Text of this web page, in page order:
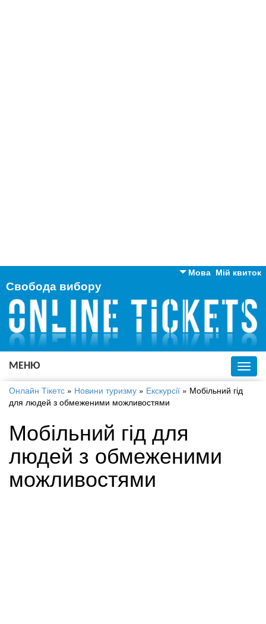
Мій квиток
Мова
Англійська
Російська
Українська
Свобода вибору
МЕНЮ
Онлайн Тікетс » Новини туризму » Екскурсії » Мобільний гід
для людей з обмеженими можливостями
Мобільний гід для
людей з обмеженими
можливостями